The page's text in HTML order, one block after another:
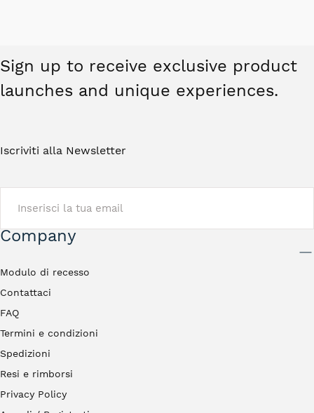
Sign up to receive exclusive product
launches and unique experiences.
Iscriviti alla Newsletter
EMAIL
Company
Modulo di recesso
Contattaci
FAQ
Termini e condizioni
Spedizioni
Resi e rimborsi
Privacy Policy